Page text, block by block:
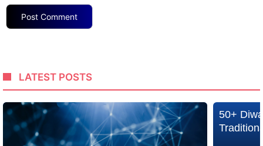
LATEST POSTS
50+